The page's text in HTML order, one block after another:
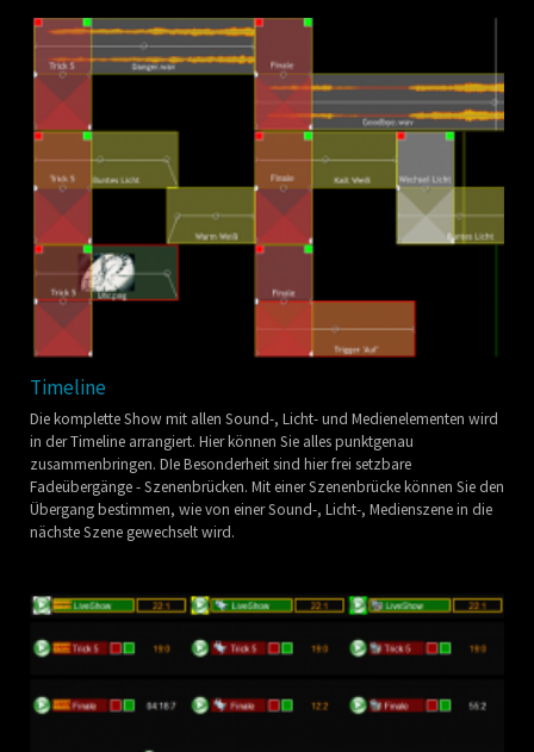
Timeline
Die komplette Show mit allen Sound-, Licht- und Medienelementen wird
in der Timeline arrangiert. Hier können Sie alles punktgenau
zusammenbringen. DIe Besonderheit sind hier frei setzbare
Fadeübergänge - Szenenbrücken. Mit einer Szenenbrücke können Sie den
Übergang bestimmen, wie von einer Sound-, Licht-, Medienszene in die
nächste Szene gewechselt wird.